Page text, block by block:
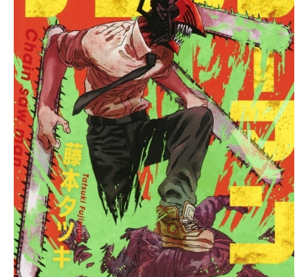
込)【ポイント還元版(12%)】【コミ
ック】鬼滅の刃1～23巻セット 第1
巻 アニメ『鬼滅の刃兄妹の絆』エ
ピソード収録発売日：2016/06/03価
格：440円(税込)［1巻あらすじ］時
は大正時代。炭を売る心優しき少
年・炭治郎の日常は、家族を鬼に皆
殺しにされたことで一変する。唯一
生き残ったものの、鬼に変貌した
妹・禰豆子を元に戻すため、また家
族を殺した鬼を討つため、炭治郎と
禰豆子は旅立つ!! 血風剣戟冒険譚、
開幕!!第2巻 アニメ『鬼滅の刃兄妹
の絆＆浅草編』エピソード収録発売
日：2016/08/0価格：440円(税込)［2
巻あらすじ］鬼殺隊入隊の最終選別
で、異形の鬼と対峙する炭治郎は、
師匠・鱗滝から教わった技で立ち...